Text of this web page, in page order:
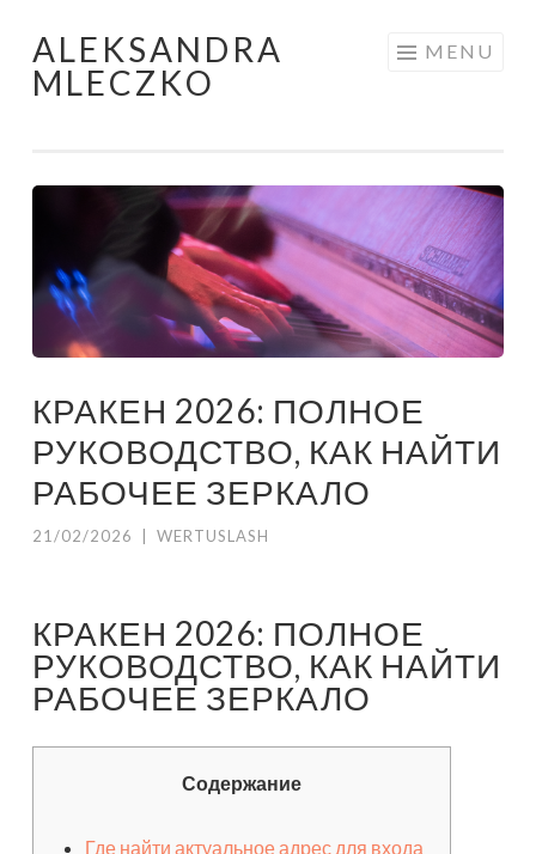
Skip to content
ALEKSANDRA
MLECZKO
MENU
КРАКЕН 2026: ПОЛНОЕ
РУКОВОДСТВО, КАК НАЙТИ
РАБОЧЕЕ ЗЕРКАЛО
21/02/2026 WERTUSLASH
КРАКЕН 2026: ПОЛНОЕ
РУКОВОДСТВО, КАК НАЙТИ
РАБОЧЕЕ ЗЕРКАЛО
Содержание
Где найти актуальное адрес для входа